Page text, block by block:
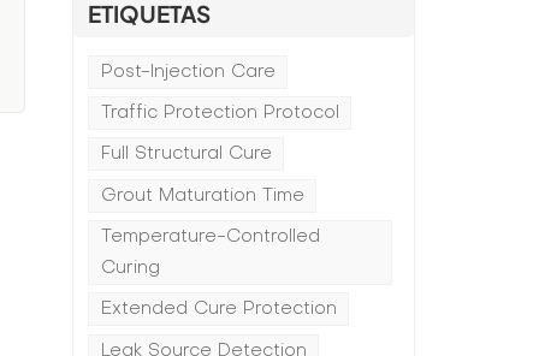
ETIQUETAS
Post-Injection Care
Traffic Protection Protocol
Full Structural Cure
Grout Maturation Time
Temperature-Controlled
Curing
Extended Cure Protection
Leak Source Detection